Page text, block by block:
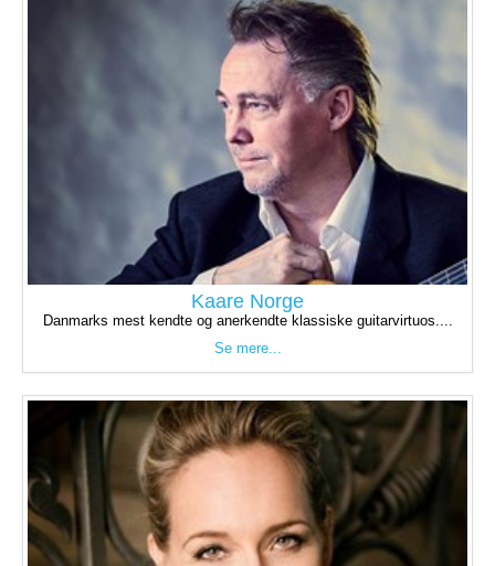
Kaare Norge
Danmarks mest kendte og anerkendte klassiske guitarvirtuos....
Se mere...